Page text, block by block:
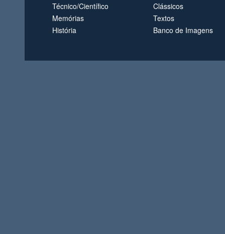
Técnico/Científico
Memórias
História
Clássicos
Textos
Banco de Imagens